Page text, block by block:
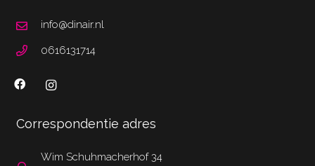
info@dinair.nl
0616131714
Correspondentie adres
Wim Schuhmacherhof 34